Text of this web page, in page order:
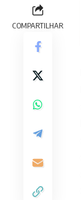
COMPARTILHAR